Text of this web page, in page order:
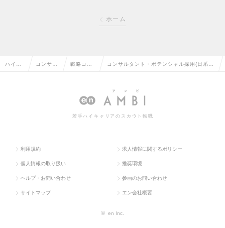
ホーム
ハイク コンサル 戦略コン
トの転職
コンサルタント・ポテンシャル採用(日系大
ンサルに育成)の求人情報
若手ハイキャリアのスカウト転職
利用規約 求人情報に関するポリシー
個人情報の取り扱い 推奨環境
ヘルプ・お問い合わせ 参画のお問い合わせ
サイトマップ エン会社概要
© en Inc.